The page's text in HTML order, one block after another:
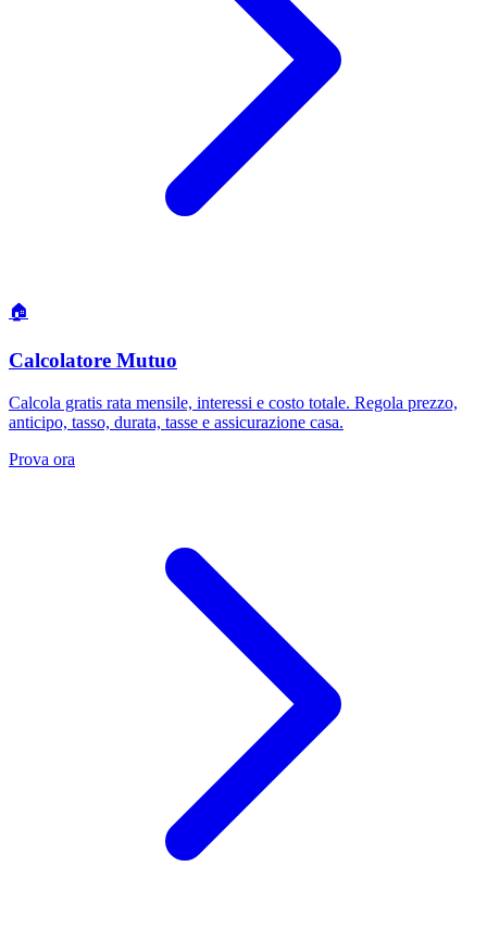
🏠
Calcolatore Mutuo
Calcola gratis rata mensile, interessi e costo totale. Regola prezzo,
anticipo, tasso, durata, tasse e assicurazione casa.
Prova ora